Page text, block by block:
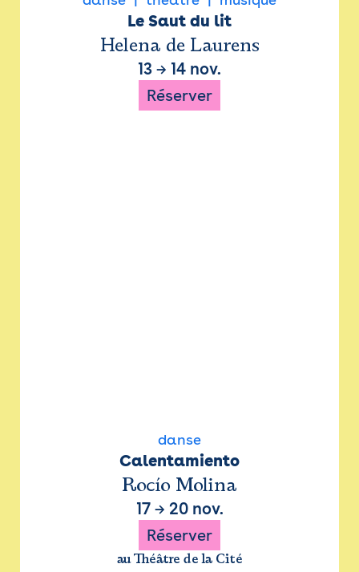
Le Saut du lit
Helena de Laurens
13 → 14 nov.
Réserver
danse
Calentamiento
Rocío Molina
17→ 20 nov.
Réserver
au Théâtre de la Cité